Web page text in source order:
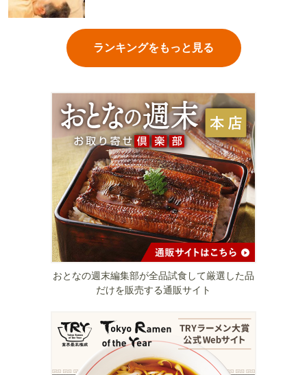
ランキングをもっと見る
おとなの週末編集部が全品試食して厳選した品
だけを販売する通販サイト